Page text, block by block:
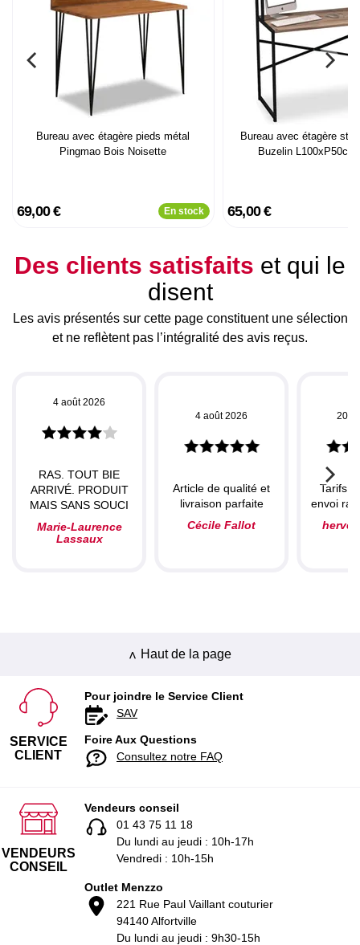
Bureau avec étagère pieds métal
Pingmao Bois Noisette
69,00 € En stock
Bureau avec étagère
Buzelin L100xP50cm
65,00 €
Des clients satisfaits et qui le
disent
Les avis présentés sur cette page constituent une sélection
et ne reflètent pas l’intégralité des avis reçus.
4 août 2026
RAS. TOUT BIE
ARRIVÉ. PRODUIT
MAIS SANS SOUCI
Marie-Laurence
Lassaux
4 août 2026
Article de qualité et
livraison parfaite
Cécile Fallot
20
Tarifs
envoi
herve
Haut de la page
SERVICE
CLIENT
Pour joindre le Service Client
SAV
Foire Aux Questions
Consultez notre FAQ
VENDEURS
CONSEIL
Vendeurs conseil
01 43 75 11 18
Du lundi au jeudi : 10h-17h
Vendredi : 10h-15h
Outlet Menzzo
221 Rue Paul Vaillant couturier
94140 Alfortville
Du lundi au jeudi : 9h30-15h